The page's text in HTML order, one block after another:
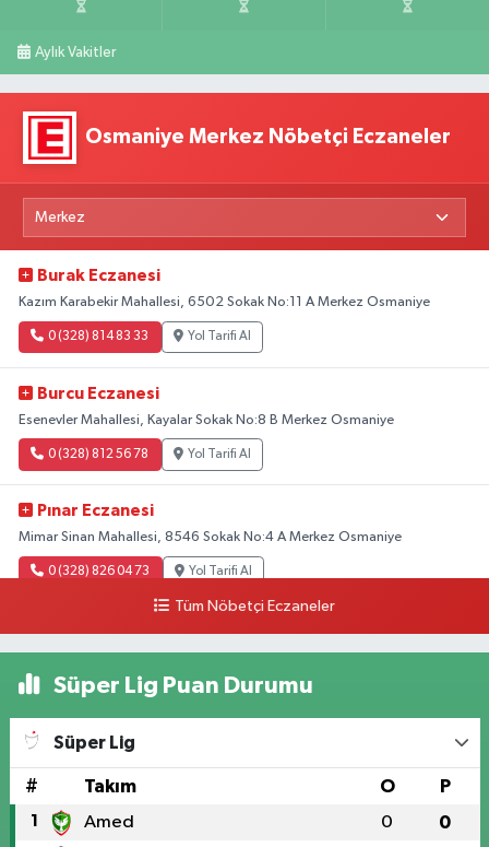
Aylık Vakitler
Osmaniye Merkez Nöbetçi Eczaneler
Burak Eczanesi
Kazım Karabekir Mahallesi, 6502 Sokak No:11 A Merkez Osmaniye
0 (328) 814 83 33 Yol Tarifi Al
Burcu Eczanesi
Esenevler Mahallesi, Kayalar Sokak No:8 B Merkez Osmaniye
0 (328) 812 56 78 Yol Tarifi Al
Pınar Eczanesi
Mimar Sinan Mahallesi, 8546 Sokak No:4 A Merkez Osmaniye
0 (328) 826 04 73 Yol Tarifi Al
Tüm Nöbetçi Eczaneler
Süper Lig Puan Durumu
Süper Lig
# Takım O P
1 Amed 0 0